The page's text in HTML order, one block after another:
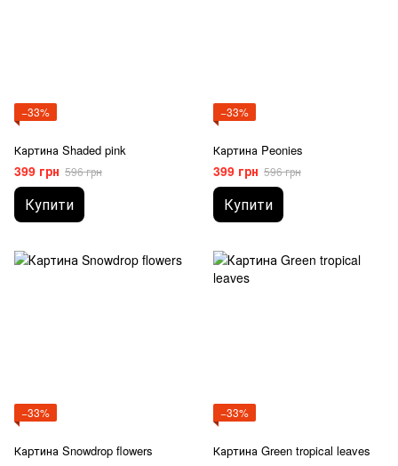
−33%
Картина Shaded pink
399 грн 596 грн
Купити
−33%
Картина Peonies
399 грн 596 грн
Купити
−33%
Картина Snowdrop flowers
−33%
Картина Green tropical leaves